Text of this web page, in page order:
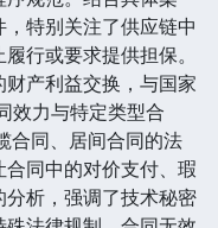
特别关注了供应链中
行或要求提供担保。
产利益交换，与国家
效力与特定类型合
合同、居间合同的法
同中的对价支付、瑕
析，强调了技术秘密